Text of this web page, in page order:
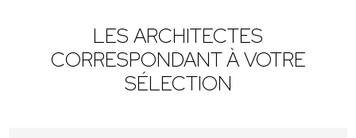
LES ARCHITECTES
CORRESPONDANT À VOTRE
SÉLECTION